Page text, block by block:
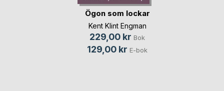
Ögon som lockar
Kent Klint Engman
229,00 kr Bok
129,00 kr E-bok